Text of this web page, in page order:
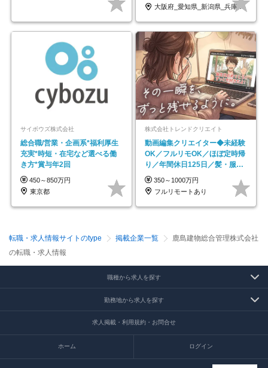
大阪府_愛知県_新潟県_兵庫県_福岡県
サイボウズ株式会社
総合職/営業・企画系*福利厚生
充実*時短・在宅など選べる働
き方*賞与年2回
450～850万円
東京都
株式会社トレンドクリエイト
動画編集クリエイター◆未経験
OK／フルリモOK／ほぼ定時帰
り／年間休日125日／髪・服・
ネイル自由／副業OK
350～1000万円
フルリモートあり
転職・求人情報サイトのtype 掲載企業一覧
鹿島建物総合管理株式会社
の転職・求人情報
職種から求人を探す
勤務地から求人を探す
求人掲載・利用規約・お問合せ
ホーム ログイン